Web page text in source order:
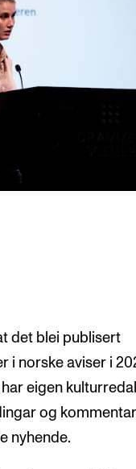
det blei publisert
i norske aviser i
eigen
og
nyhende.